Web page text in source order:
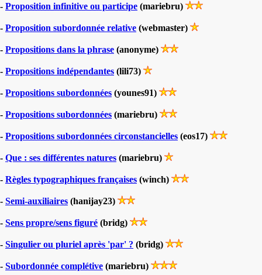
- Proposition infinitive ou participe (mariebru)
- Proposition subordonnée relative (webmaster)
- Propositions dans la phrase (anonyme)
- Propositions indépendantes (lili73)
- Propositions subordonnées (younes91)
- Propositions subordonnées (mariebru)
- Propositions subordonnées circonstancielles (eos17)
- Que : ses différentes natures (mariebru)
- Règles typographiques françaises (winch)
- Semi-auxiliaires (hanijay23)
- Sens propre/sens figuré (bridg)
- Singulier ou pluriel après 'par' ? (bridg)
- Subordonnée complétive (mariebru)